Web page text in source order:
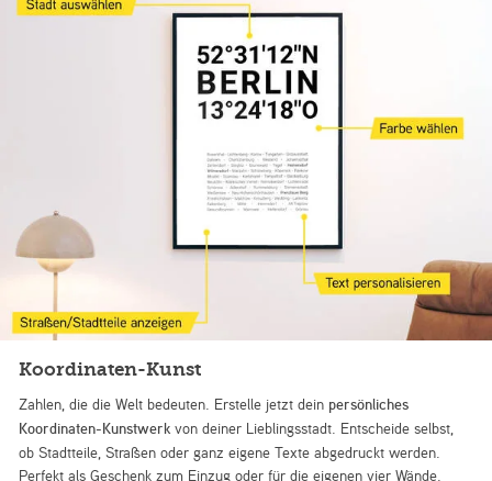
Koordinaten-Kunst
Zahlen, die die Welt bedeuten. Erstelle jetzt dein persönliches
Koordinaten-Kunstwerk von deiner Lieblingsstadt. Entscheide selbst,
ob Stadtteile, Straßen oder ganz eigene Texte abgedruckt werden.
Perfekt als Geschenk zum Einzug oder für die eigenen vier Wände.